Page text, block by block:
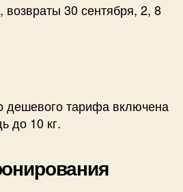
возвраты 30 сентября, 2, 8
дешевого тарифа включена
до 10 кг.